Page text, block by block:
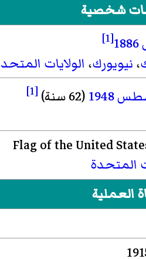
شخصية
1886
[1]
، نيويورك، الولايات
1948 (62 سنة) [1]
المتحدة
العملية